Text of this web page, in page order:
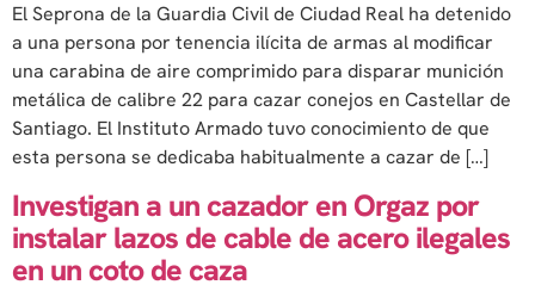
El Seprona de la Guardia Civil de Ciudad Real ha detenido
a una persona por tenencia ilícita de armas al modificar
una carabina de aire comprimido para disparar munición
metálica de calibre 22 para cazar conejos en Castellar de
Santiago. El Instituto Armado tuvo conocimiento de que
esta persona se dedicaba habitualmente a cazar de […]
Investigan a un cazador en Orgaz por
instalar lazos de cable de acero ilegales
en un coto de caza